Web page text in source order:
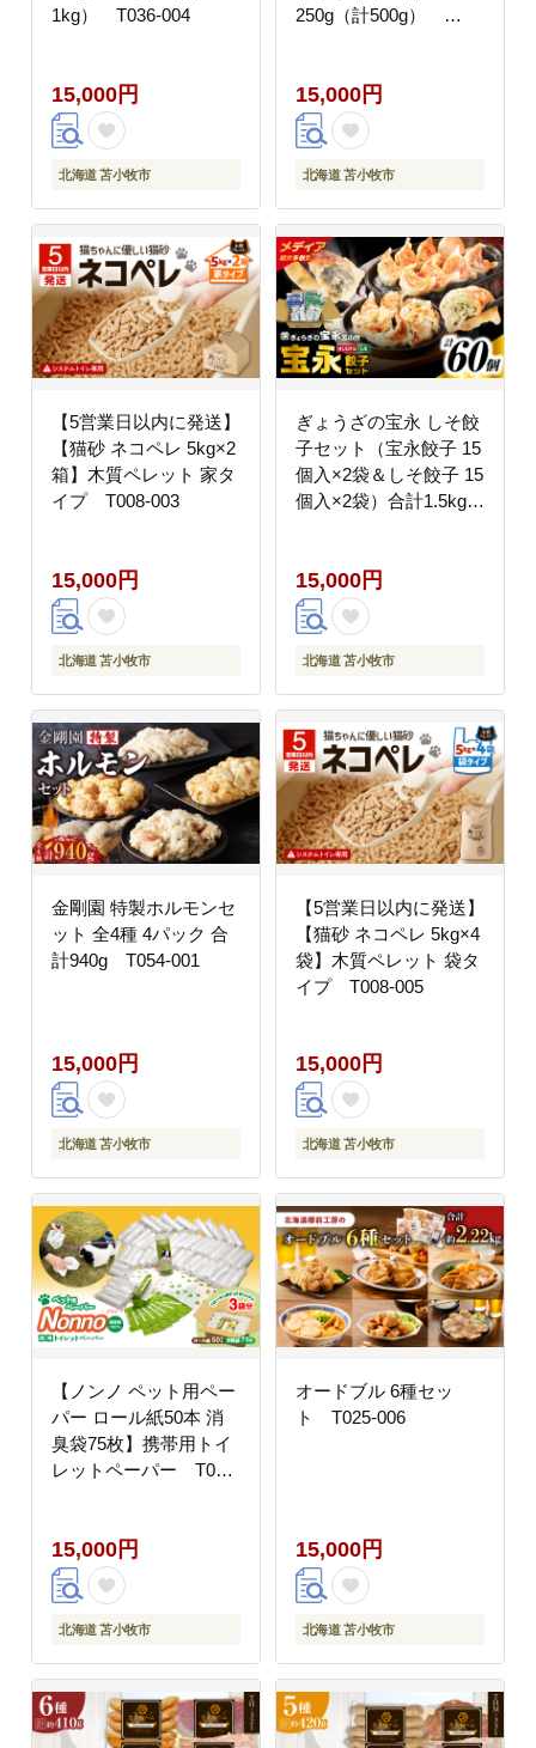
1kg） T036-004
15,000円
北海道 苫小牧市
250g（計500g）
15,000円
北海道 苫小牧市
【5営業日以内に発送】
【猫砂 ネコペレ 5kg×2
箱】木質ペレット 家タ
イプ T008-003
15,000円
北海道 苫小牧市
ぎょうざの宝永 しそ餃
子セット（宝永餃子 15
個入×2袋＆しそ餃子 15
個入×2袋）合計1.5kg
15,000円
北海道 苫小牧市
金剛園 特製ホルモンセ
ット 全4種 4パック 合
計940g T054-001
15,000円
北海道 苫小牧市
【5営業日以内に発送】
【猫砂 ネコペレ 5kg×4
袋】木質ペレット 袋タ
イプ T008-005
15,000円
北海道 苫小牧市
【ノンノ ペット用ペー
パー ロール紙50本 消
臭袋75枚】携帯用トイ
レットペーパー T021-
15,000円
北海道 苫小牧市
オードブル 6種セッ
ト T025-006
15,000円
北海道 苫小牧市